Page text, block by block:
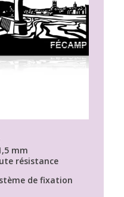
mm
résistance
de fixation